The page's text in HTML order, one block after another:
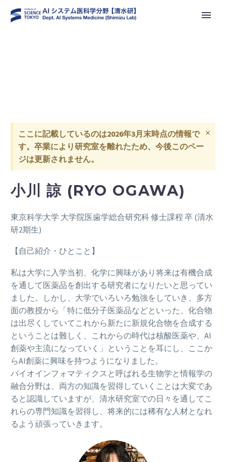
ここに記載しているのは2026年3月末時点の情報で
す。卒業により研究室を離れたため、今後このペー
ジは更新されません。
×
小川 諒 (RYO OGAWA)
東京科学大学 大学院医歯学総合研究科 修士課程 卒 (清水
研2期生)
【自己紹介・ひとこと】
私は大学に入学当初、化学に興味があり将来は有機合成
を通して医薬品を創出する研究者になりたいと思ってい
ました。しかし、大学でいろいろ勉強をしていき、多方
面の教授から「特に低分子医薬品などといった、化合物
は出尽くしていてこれから新たに新規化合物を合成する
ということは難しく、これからの時代は核酸医薬や、AI
創薬や主流になっていく」ということを耳にし、ここか
らAI創薬に興味を持つようになりました。
バイオインフォマティクスと呼ばれる生物学と情報学の
融合分野は、両方の知識を習得していくことは大変であ
ると認識していますが、清水研究室での日々を通してこ
れらの専門知識を習得し、将来的には稀有な人材となれ
るよう頑張っていきます。